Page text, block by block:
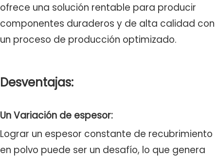
ofrece una solución rentable para producir
componentes duraderos y de alta calidad con
un proceso de producción optimizado.
Desventajas:
Un Variación de espesor:
Lograr un espesor constante de recubrimiento
en polvo puede ser un desafío, lo que genera